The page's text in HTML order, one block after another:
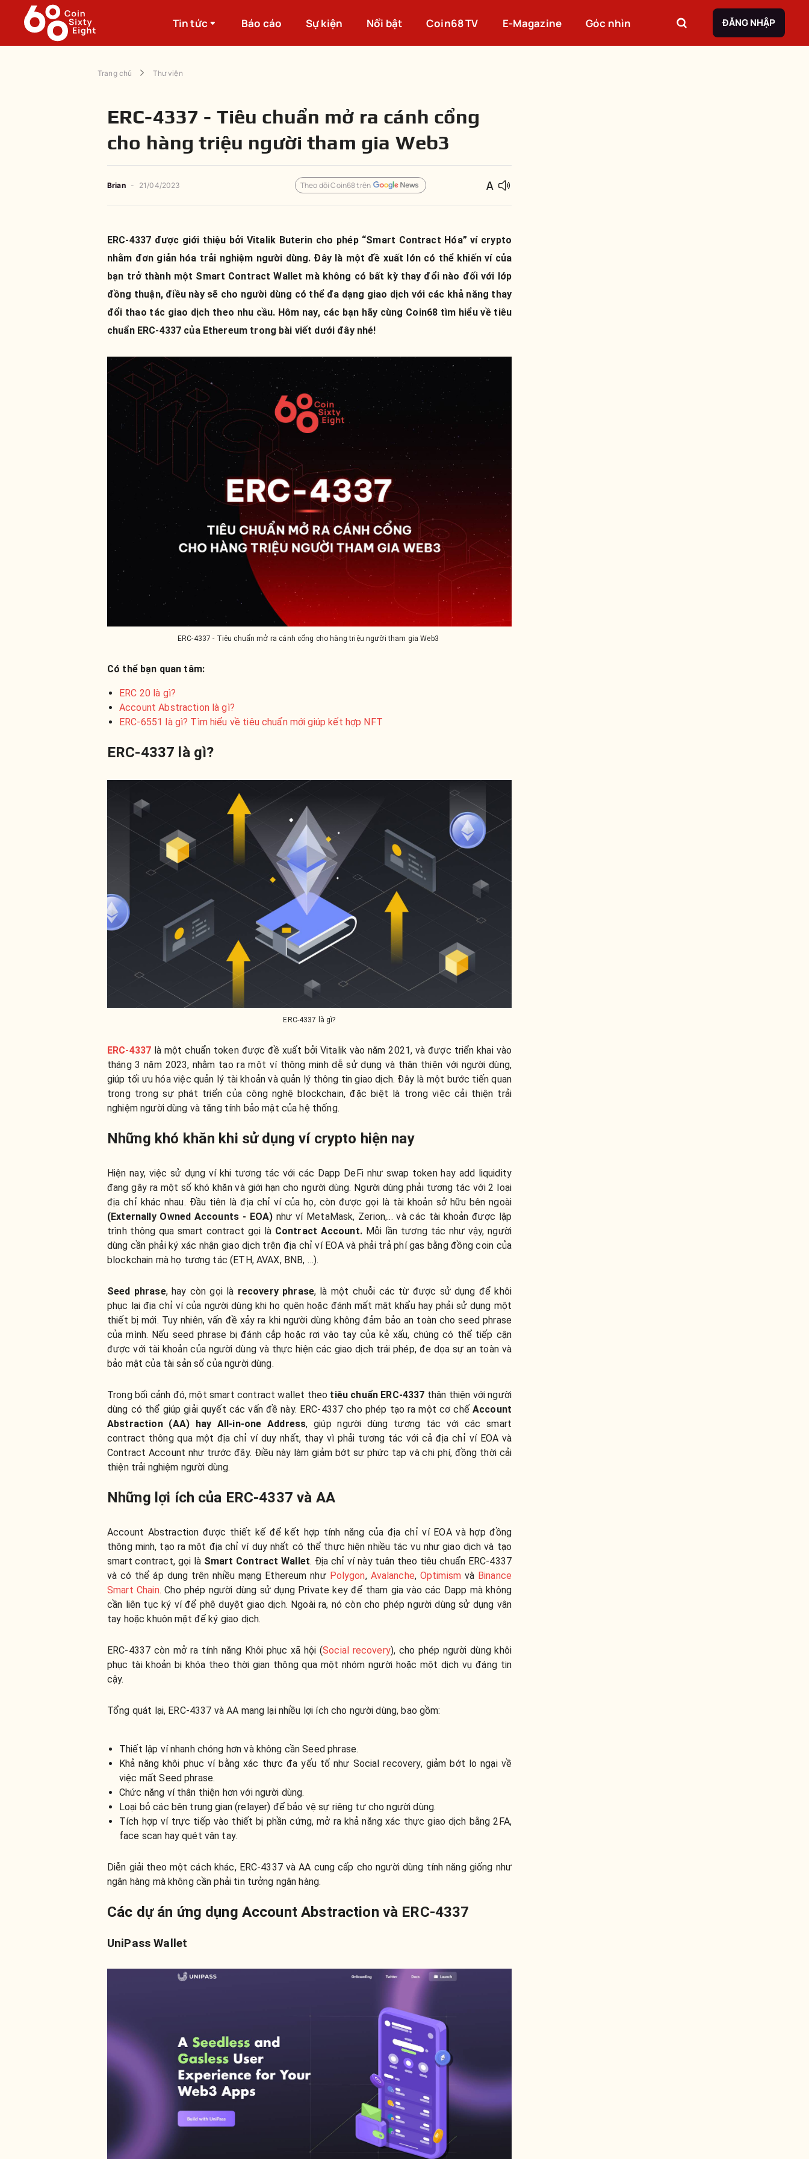
Tin tức Báo cáo Sự kiện Nổi bật Coin68 TV E-Magazine Góc nhìn ĐĂNG NHẬP
Trang chủ Thư viện
ERC-4337 - Tiêu chuẩn mở ra cánh cổng
cho hàng triệu người tham gia Web3
Brian - 21/04/2023 Theo dõi Coin68 trên
ERC-4337 được giới thiệu bởi Vitalik Buterin cho phép “Smart Contract Hóa” ví crypto
nhằm đơn giản hóa trải nghiệm người dùng. Đây là một đề xuất lớn có thể khiến ví của
bạn trở thành một Smart Contract Wallet mà không có bất kỳ thay đổi nào đối với lớp
đồng thuận, điều này sẽ cho người dùng có thể đa dạng giao dịch với các khả năng thay
đổi thao tác giao dịch theo nhu cầu. Hôm nay, các bạn hãy cùng Coin68 tìm hiểu về tiêu
chuẩn ERC-4337 của Ethereum trong bài viết dưới đây nhé!
ERC-4337 - Tiêu chuẩn mở ra cánh cổng cho hàng triệu người tham gia Web3
Có thể bạn quan tâm:
ERC 20 là gì?
Account Abstraction là gì?
ERC-6551 là gì? Tìm hiểu về tiêu chuẩn mới giúp kết hợp NFT
ERC-4337 là gì?
ERC-4337 là gì?
ERC-4337 là một chuẩn token được đề xuất bởi Vitalik vào năm 2021, và được triển khai vào
tháng 3 năm 2023, nhằm tạo ra một ví thông minh dễ sử dụng và thân thiện với người dùng,
giúp tối ưu hóa việc quản lý tài khoản và quản lý thông tin giao dịch. Đây là một bước tiến quan
trọng trong sự phát triển của công nghệ blockchain, đặc biệt là trong việc cải thiện trải
nghiệm người dùng và tăng tính bảo mật của hệ thống.
Những khó khăn khi sử dụng ví crypto hiện nay
Hiện nay, việc sử dụng ví khi tương tác với các Dapp DeFi như swap token hay add liquidity
đang gây ra một số khó khăn và giới hạn cho người dùng. Người dùng phải tương tác với 2 loại
địa chỉ khác nhau. Đầu tiên là địa chỉ ví của họ, còn được gọi là tài khoản sở hữu bên ngoài
(Externally Owned Accounts - EOA) như ví MetaMask, Zerion,... và các tài khoản được lập
trình thông qua smart contract gọi là Contract Account.Mỗi lần tương tác như vậy, người
dùng cần phải ký xác nhận giao dịch trên địa chỉ ví EOA và phải trả phí gas bằng đồng coin của
blockchain mà họ tương tác (ETH, AVAX, BNB, …).
Seed phrase, hay còn gọi là recovery phrase, là một chuỗi các từ được sử dụng để khôi
phục lại địa chỉ ví của người dùng khi họ quên hoặc đánh mất mật khẩu hay phải sử dụng một
thiết bị mới. Tuy nhiên, vấn đề xảy ra khi người dùng không đảm bảo an toàn cho seed phrase
của mình. Nếu seed phrase bị đánh cắp hoặc rơi vào tay của kẻ xấu, chúng có thể tiếp cận
được với tài khoản của người dùng và thực hiện các giao dịch trái phép, đe dọa sự an toàn và
bảo mật của tài sản số của người dùng.
Trong bối cảnh đó, một smart contract wallet theo tiêu chuẩn ERC-4337 thân thiện với người
dùng có thể giúp giải quyết các vấn đề này. ERC-4337 cho phép tạo ra một cơ chế Account
Abstraction (AA) hay All-in-one Address, giúp người dùng tương tác với các smart
contract thông qua một địa chỉ ví duy nhất, thay vì phải tương tác với cả địa chỉ ví EOA và
Contract Account như trước đây. Điều này làm giảm bớt sự phức tạp và chi phí, đồng thời cải
thiện trải nghiệm người dùng.
Những lợi ích của ERC-4337 và AA
Account Abstraction được thiết kế để kết hợp tính năng của địa chỉ ví EOA và hợp đồng
thông minh, tạo ra một địa chỉ ví duy nhất có thể thực hiện nhiều tác vụ như giao dịch và tạo
smart contract, gọi là Smart Contract Wallet. Địa chỉ ví này tuân theo tiêu chuẩn ERC-4337
và có thể áp dụng trên nhiều mạng Ethereum như Polygon, Avalanche, Optimism và Binance
Smart Chain. Cho phép người dùng sử dụng Private key để tham gia vào các Dapp mà không
cần liên tục ký ví để phê duyệt giao dịch. Ngoài ra, nó còn cho phép người dùng sử dụng vân
tay hoặc khuôn mặt để ký giao dịch.
ERC-4337 còn mở ra tính năng Khôi phục xã hội (Social recovery), cho phép người dùng khôi
phục tài khoản bị khóa theo thời gian thông qua một nhóm người hoặc một dịch vụ đáng tin
cậy.
Tổng quát lại, ERC-4337 và AA mang lại nhiều lợi ích cho người dùng, bao gồm:
Thiết lập ví nhanh chóng hơn và không cần Seed phrase.
Khả năng khôi phục ví bằng xác thực đa yếu tố như Social recovery, giảm bớt lo ngại về
việc mất Seed phrase.
Chức năng ví thân thiện hơn với người dùng.
Loại bỏ các bên trung gian (relayer) để bảo vệ sự riêng tư cho người dùng.
Tích hợp ví trực tiếp vào thiết bị phần cứng, mở ra khả năng xác thực giao dịch bằng 2FA,
face scan hay quét vân tay.
Diễn giải theo một cách khác, ERC-4337 và AA cung cấp cho người dùng tính năng giống như
ngân hàng mà không cần phải tin tưởng ngân hàng.
Các dự án ứng dụng Account Abstraction và ERC-4337
UniPass Wallet